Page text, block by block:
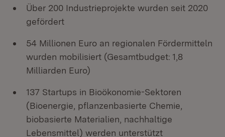
Über 200 Industrieprojekte wurden seit 2020
gefördert
54 Millionen Euro an regionalen Fördermitteln
wurden mobilisiert (Gesamtbudget: 1,8
Milliarden Euro)
137 Startups in Bioökonomie-Sektoren
(Bioenergie, pflanzenbasierte Chemie,
biobasierte Materialien, nachhaltige
Lebensmittel) werden unterstützt